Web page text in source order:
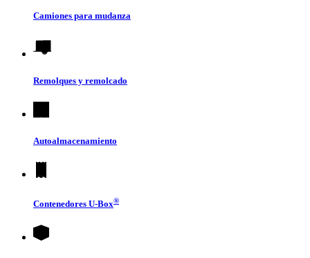
Camiones para mudanza
Remolques y remolcado
Autoalmacenamiento
Contenedores U-Box®